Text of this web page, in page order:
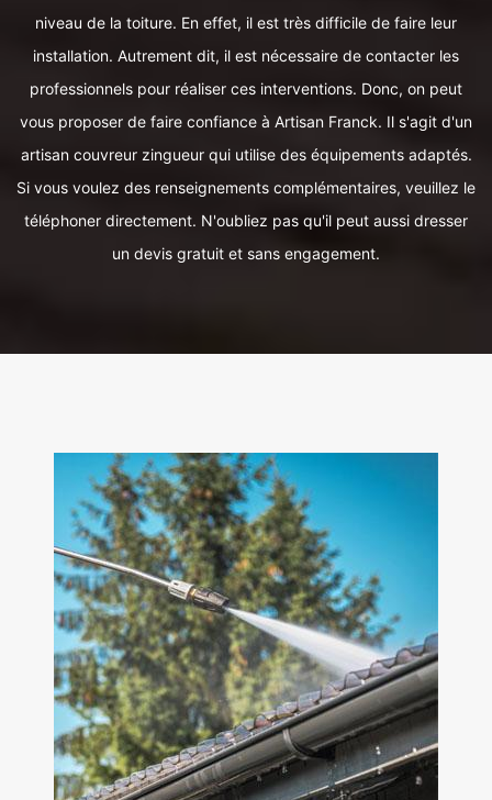
niveau de la toiture. En effet, il est très difficile de faire leur
installation. Autrement dit, il est nécessaire de contacter les
professionnels pour réaliser ces interventions. Donc, on peut
vous proposer de faire confiance à Artisan Franck. Il s'agit d'un
artisan couvreur zingueur qui utilise des équipements adaptés.
Si vous voulez des renseignements complémentaires, veuillez le
téléphoner directement. N'oubliez pas qu'il peut aussi dresser
un devis gratuit et sans engagement.